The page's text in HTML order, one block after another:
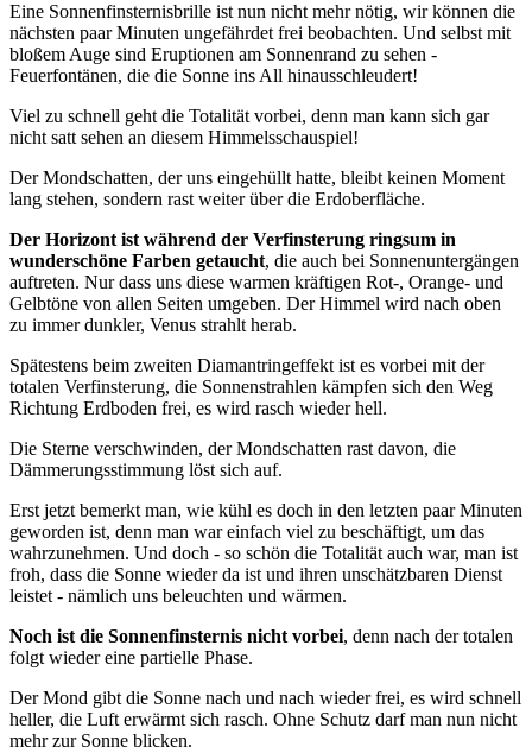
Eine Sonnenfinsternisbrille ist nun nicht mehr nötig, wir können die
nächsten paar Minuten ungefährdet frei beobachten. Und selbst mit
bloßem Auge sind Eruptionen am Sonnenrand zu sehen -
Feuerfontänen, die die Sonne ins All hinausschleudert!
Viel zu schnell geht die Totalität vorbei, denn man kann sich gar
nicht satt sehen an diesem Himmelsschauspiel!
Der Mondschatten, der uns eingehüllt hatte, bleibt keinen Moment
lang stehen, sondern rast weiter über die Erdoberfläche.
Der Horizont ist während der Verfinsterung ringsum in
wunderschöne Farben getaucht, die auch bei Sonnenuntergängen
auftreten. Nur dass uns diese warmen kräftigen Rot-, Orange- und
Gelbtöne von allen Seiten umgeben. Der Himmel wird nach oben
zu immer dunkler, Venus strahlt herab.
Spätestens beim zweiten Diamantringeffekt ist es vorbei mit der
totalen Verfinsterung, die Sonnenstrahlen kämpfen sich den Weg
Richtung Erdboden frei, es wird rasch wieder hell.
Die Sterne verschwinden, der Mondschatten rast davon, die
Dämmerungsstimmung löst sich auf.
Erst jetzt bemerkt man, wie kühl es doch in den letzten paar Minuten
geworden ist, denn man war einfach viel zu beschäftigt, um das
wahrzunehmen. Und doch - so schön die Totalität auch war, man ist
froh, dass die Sonne wieder da ist und ihren unschätzbaren Dienst
leistet - nämlich uns beleuchten und wärmen.
Noch ist die Sonnenfinsternis nicht vorbei, denn nach der totalen
folgt wieder eine partielle Phase.
Der Mond gibt die Sonne nach und nach wieder frei, es wird schnell
heller, die Luft erwärmt sich rasch. Ohne Schutz darf man nun nicht
mehr zur Sonne blicken.